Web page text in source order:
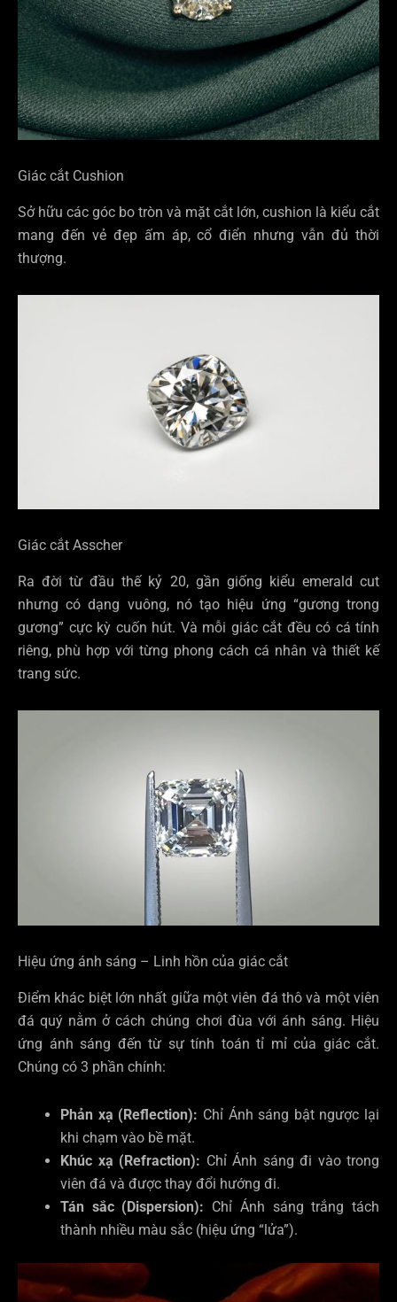
Giác cắt Cushion
Sở hữu các góc bo tròn và mặt cắt lớn, cushion là kiểu cắt
mang đến vẻ đẹp ấm áp, cổ điển nhưng vẫn đủ thời
thượng.
Giác cắt Asscher
Ra đời từ đầu thế kỷ 20, gần giống kiểu emerald cut
nhưng có dạng vuông, nó tạo hiệu ứng “gương trong
gương” cực kỳ cuốn hút. Và mỗi giác cắt đều có cá tính
riêng, phù hợp với từng phong cách cá nhân và thiết kế
trang sức.
Hiệu ứng ánh sáng – Linh hồn của giác cắt
Điểm khác biệt lớn nhất giữa một viên đá thô và một viên
đá quý nằm ở cách chúng chơi đùa với ánh sáng. Hiệu
ứng ánh sáng đến từ sự tính toán tỉ mỉ của giác cắt.
Chúng có 3 phần chính:
Phản xạ (Reflection): Chỉ Ánh sáng bật ngược lại
khi chạm vào bề mặt.
Khúc xạ (Refraction): Chỉ Ánh sáng đi vào trong
viên đá và được thay đổi hướng đi.
Tán sắc (Dispersion): Chỉ Ánh sáng trắng tách
thành nhiều màu sắc (hiệu ứng “lửa”).